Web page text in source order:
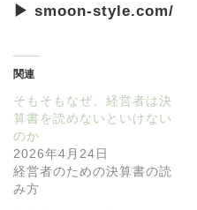
▶ smoon-style.com/
関連
そもそもなぜ、経営者は決
算書を読めないといけない
のか
2026年4月24日
経営者のための決算書の読
み方